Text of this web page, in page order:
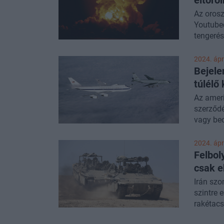
Az
terelik
haderő
2024.
túlélő
Az
vagy
2024.
csak
Irán
szintre